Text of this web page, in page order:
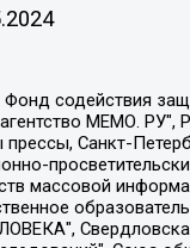
Сергей Сергеевич, Тихонов Михаил Сергеевич, Общество с ограниченной ответственностью "ЖУРНАЛИСТ-ИНОСТРАННЫЙ АГЕНТ", Арапова Галина Юрьевна, Вольтская Татьяна Анатольевна, Американская компания "Mason G.E.S. Anonymous Foundation" (США), являющаяся владельцем интернет-издания https://mnews.world/, Компания "Stichting Bellingcat", зарегистрированная в Нидерландах (дата регистрации 11.07.2018), Захаров Андрей Вячеславович, Клепиковская Екатерина Дмитриевна, Общество с ограниченной ответственностью "МЕМО", Перл Роман Александрович, Симонов Евгений Алексеевич, Соловьева Елена Анатольевна, Сотников Даниил Владимирович, Сурначева Елизавета Дмитриевна, Автономная некоммерческая организация по защите прав человека и информированию населения "Якутия – Наше Мнение", Общество с ограниченной ответственностью "Москоу диджитал медиа", с 26.01.2023 Общество с ограниченной ответственностью "Чайка Белые сады", Ветошкина Валерия Валерьевна, Заговора Максим Александрович, Межрегиональное общественное движение "Российская ЛГБТ - сеть", Оленичев Максим Владимирович, Павлов Иван Юрьевич, Скворцова Елена Сергеевна, Общество